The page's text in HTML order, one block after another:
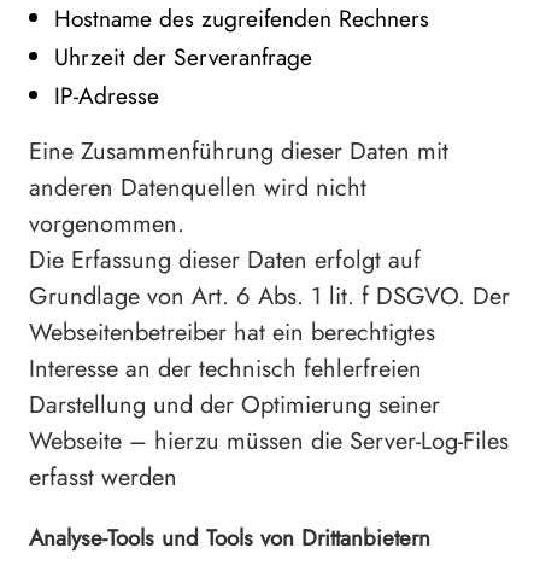
Hostname des zugreifenden Rechners
Uhrzeit der Serveranfrage
IP-Adresse
Eine Zusammenführung dieser Daten mit
anderen Datenquellen wird nicht
vorgenommen.
Die Erfassung dieser Daten erfolgt auf
Grundlage von Art. 6 Abs. 1 lit. f DSGVO. Der
Webseitenbetreiber hat ein berechtigtes
Interesse an der technisch fehlerfreien
Darstellung und der Optimierung seiner
Webseite – hierzu müssen die Server-Log-Files
erfasst werden
Analyse-Tools und Tools von Drittanbietern